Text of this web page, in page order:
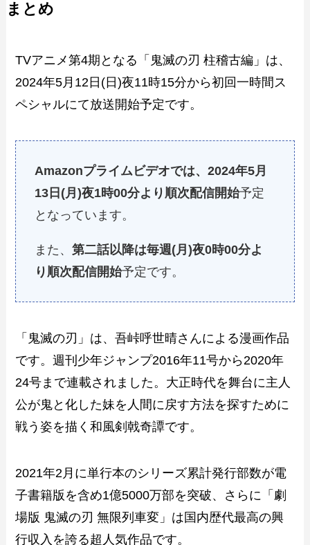
まとめ
TVアニメ第4期となる「鬼滅の刃 柱稽古編」は、
2024年5月12日(日)夜11時15分から初回一時間ス
ペシャルにて放送開始予定です。
Amazonプライムビデオでは、2024年5月
13日(月)夜1時00分より順次配信開始予定
となっています。
また、第二話以降は毎週(月)夜0時00分よ
り順次配信開始予定です。
「鬼滅の刃」は、吾峠呼世晴さんによる漫画作品
です。週刊少年ジャンプ2016年11号から2020年
24号まで連載されました。大正時代を舞台に主人
公が鬼と化した妹を人間に戻す方法を探すために
戦う姿を描く和風剣戟奇譚です。
2021年2月に単行本のシリーズ累計発行部数が電
子書籍版を含め1億5000万部を突破、さらに「劇
場版 鬼滅の刃 無限列車変」は国内歴代最高の興
行収入を誇る超人気作品です。